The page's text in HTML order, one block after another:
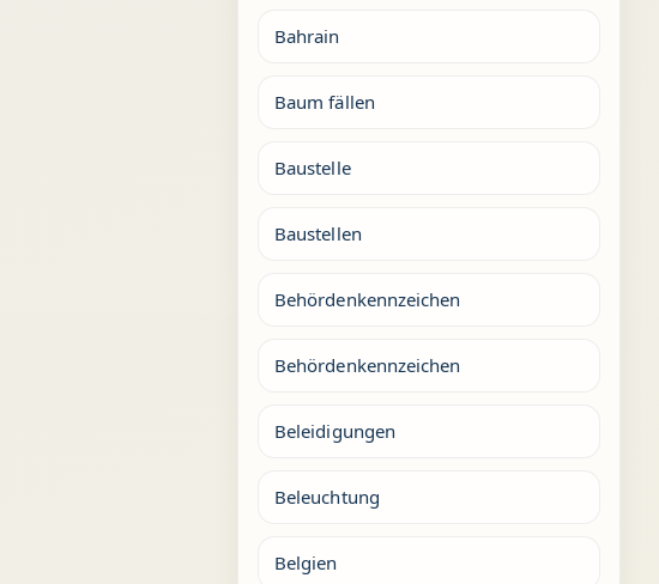
Bahrain
Baum fällen
Baustelle
Baustellen
Behördenkennzeichen
Behördenkennzeichen
Beleidigungen
Beleuchtung
Belgien